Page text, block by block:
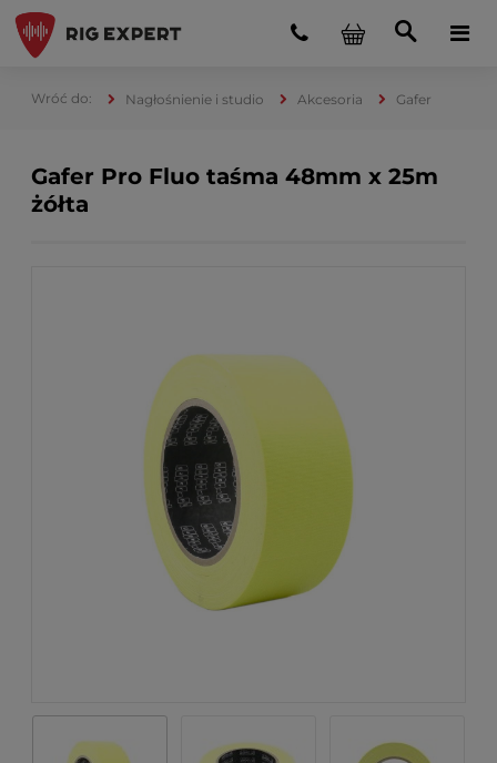
Nagłośnienie i studio Akcesoria Gafer
Gafer Pro Fluo taśma 48mm x 25m
żółta